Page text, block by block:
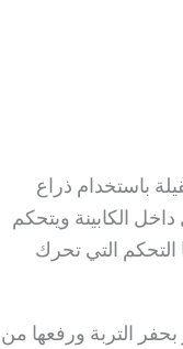
باستخدام ذراع
الكابينة ويتحكم
التحكم التي تحرك
بحفر التربة ورفعها من